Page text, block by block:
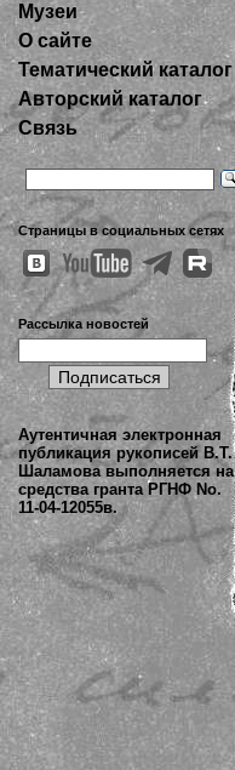
Музеи
О сайте
Тематический каталог
Авторский каталог
Связь
Страницы в социальных сетях
Рассылка новостей
Аутентичная электронная
публикация рукописей В.Т.
Шаламова выполняется на
средства гранта РГНФ No.
11-04-12055в.